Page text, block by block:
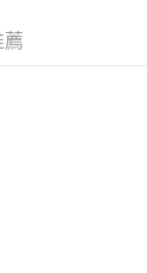
透過AFTEE先享
薦